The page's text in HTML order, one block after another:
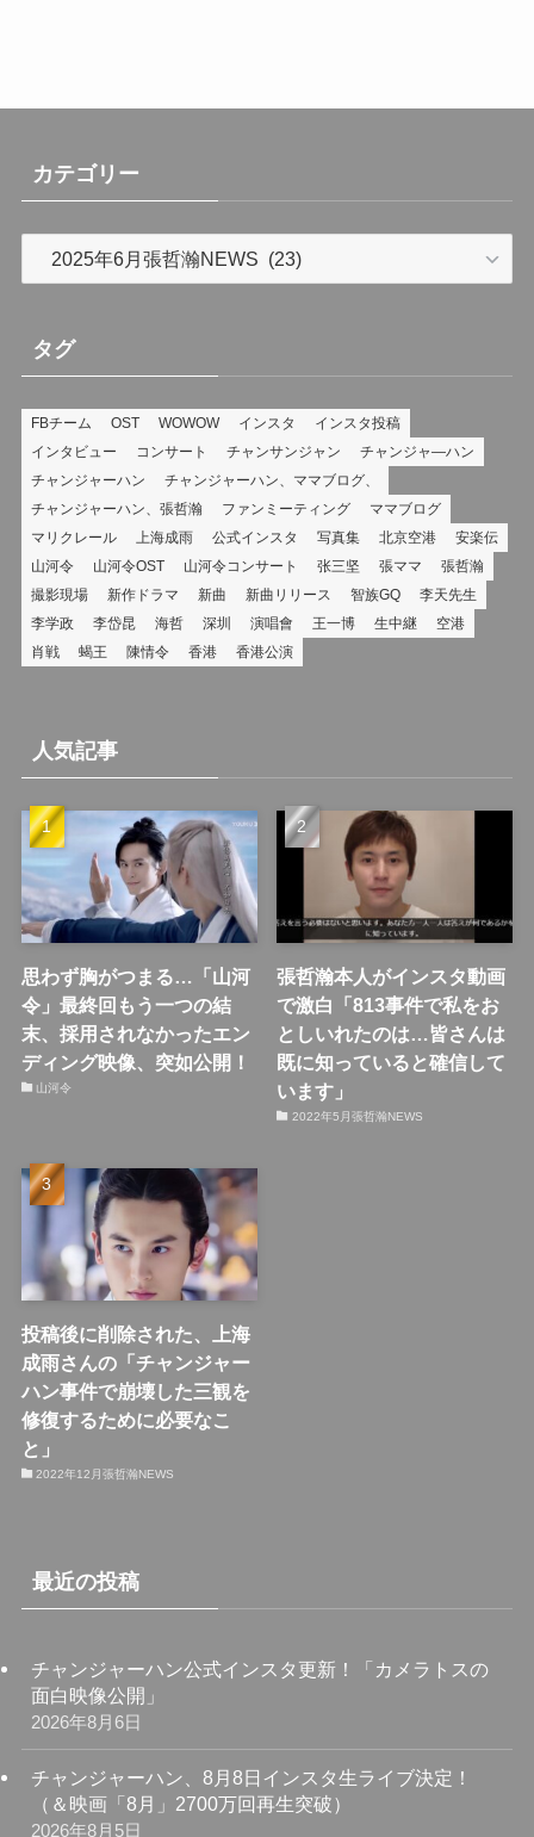
カテゴリー
ー
タグ
FBチーム OST WOWOW インスタ
インスタ投稿
インタビュー
コンサート チャンサンジャン
チャンジャ―ハン
チャンジャーハン
チャンジャーハン、ママブログ、
チャンジャーハン、張哲瀚
ファンミーティング
ママブログ
マリクレール
上海成雨 公式インスタ 写真集 北京空港
安楽伝
山河令
山河令OST 山河令コンサート 张三坚 張ママ
張哲瀚
撮影現場
新作ドラマ 新曲 新曲リリース 智族GQ
李天先生
李学政
李岱昆 海哲 深圳 演唱會 王一博 生中継
空港
肖戦
蝎王 陳情令 香港 香港公演
人気記事
思わず胸がつまる…「山河
令」最終回もう一つの結
末、採用されなかったエン
ディング映像、突如公開！
山河令
張哲瀚本人がインスタ動画
で激白「813事件で私をお
としいれたのは…皆さんは
既に知っていると確信して
います」
2022年5月張哲瀚NEWS
投稿後に削除された、上海
成雨さんの「チャンジャー
ハン事件で崩壊した三観を
修復するために必要なこ
と」
2022年12月張哲瀚NEWS
最近の投稿
チャンジャーハン公式インスタ更新！「カメラトスの
面白映像公開」
2026年8月6日
チャンジャーハン、8月8日インスタ生ライブ決定！
（＆映画「8月」2700万回再生突破）
2026年8月5日